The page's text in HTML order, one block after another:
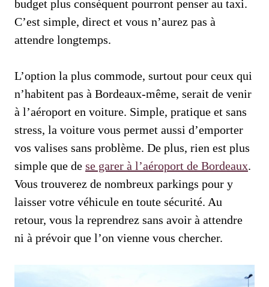
budget plus conséquent pourront penser au taxi.
C’est simple, direct et vous n’aurez pas à
attendre longtemps.
L’option la plus commode, surtout pour ceux qui
n’habitent pas à Bordeaux-même, serait de venir
à l’aéroport en voiture. Simple, pratique et sans
stress, la voiture vous permet aussi d’emporter
vos valises sans problème. De plus, rien est plus
simple que de se garer à l’aéroport de Bordeaux.
Vous trouverez de nombreux parkings pour y
laisser votre véhicule en toute sécurité. Au
retour, vous la reprendrez sans avoir à attendre
ni à prévoir que l’on vienne vous chercher.